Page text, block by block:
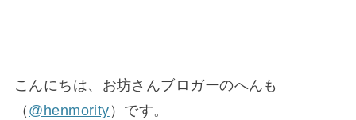
こんにちは、お坊さんブロガーのへんも
（ @henmority ）です。